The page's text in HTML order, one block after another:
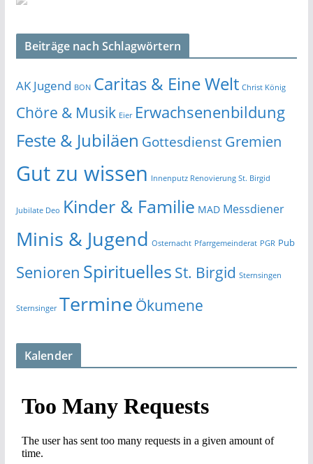
Beiträge nach Schlagwörtern
AK Jugend BON Caritas & Eine Welt Christ König
Chöre & Musik Eier Erwachsenenbildung
Feste & Jubiläen GottesdienstGremien
Gut zu wissen Innenputz Renovierung St. Birgid
Jubilate Deo Kinder & Familie MAD Messdiener
Minis & Jugend Osternacht Pfarrgemeinderat PGR Pub
Senioren Spirituelles St. Birgid Sternsingen
Sternsinger Termine Ökumene
Kalender